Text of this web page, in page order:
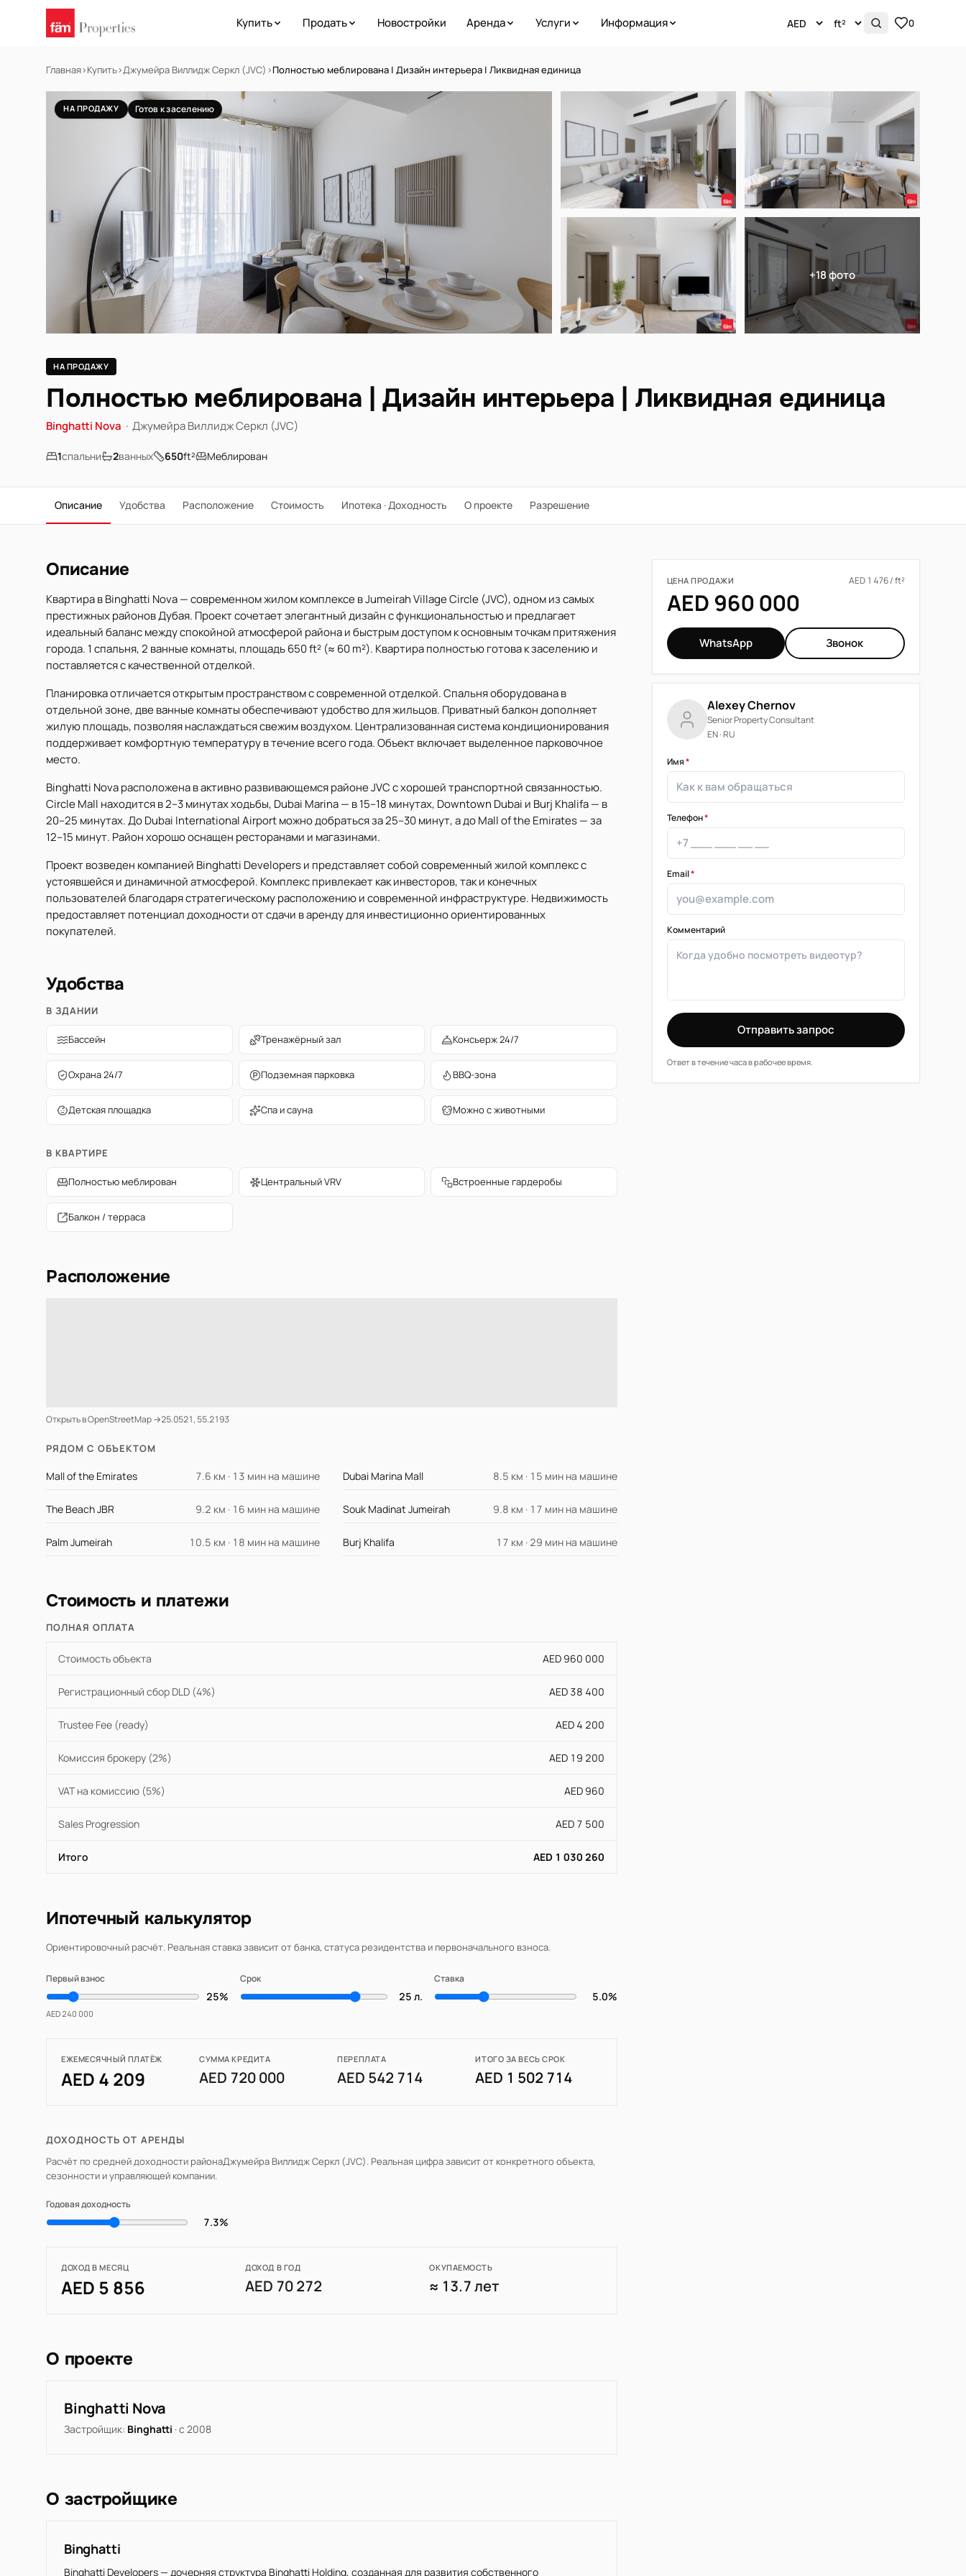
Купить Продать Новостройки Аренда Услуги Информация 0
Главная›Купить›Джумейра Виллидж Серкл (JVC) ›Полностью меблирована | Дизайн интерьера | Ликвидная единица
НА ПРОДАЖУ Готов к заселению
+18 фото
НА ПРОДАЖУ
Полностью меблирована | Дизайн интерьера | Ликвидная единица
Binghatti Nova · Джумейра Виллидж Серкл (JVC)
1спальни 2ванных 650ft² Меблирован
Описание Удобства Расположение Стоимость Ипотека · Доходность О проекте Разрешение
Описание
Квартира в Binghatti Nova — современном жилом комплексе в Jumeirah Village Circle (JVC), одном из самых
престижных районов Дубая. Проект сочетает элегантный дизайн с функциональностью и предлагает
идеальный баланс между спокойной атмосферой района и быстрым доступом к основным точкам притяжения
города. 1 спальня, 2 ванные комнаты, площадь 650 ft² (≈ 60 m²). Квартира полностью готова к заселению и
поставляется с качественной отделкой.
Планировка отличается открытым пространством с современной отделкой. Спальня оборудована в
отдельной зоне, две ванные комнаты обеспечивают удобство для жильцов. Приватный балкон дополняет
жилую площадь, позволяя наслаждаться свежим воздухом. Централизованная система кондиционирования
поддерживает комфортную температуру в течение всего года. Объект включает выделенное парковочное
место.
Binghatti Nova расположена в активно развивающемся районе JVC с хорошей транспортной связанностью.
Circle Mall находится в 2–3 минутах ходьбы, Dubai Marina — в 15–18 минутах, Downtown Dubai и Burj Khalifa — в
20–25 минутах. До Dubai International Airport можно добраться за 25–30 минут, а до Mall of the Emirates — за
12–15 минут. Район хорошо оснащен ресторанами и магазинами.
Проект возведен компанией Binghatti Developers и представляет собой современный жилой комплекс с
устоявшейся и динамичной атмосферой. Комплекс привлекает как инвесторов, так и конечных
пользователей благодаря стратегическому расположению и современной инфраструктуре. Недвижимость
предоставляет потенциал доходности от сдачи в аренду для инвестиционно ориентированных
покупателей.
Удобства
В ЗДАНИИ
Бассейн Тренажёрный зал Консьерж 24/7
Охрана 24/7 Подземная парковка BBQ-зона
Детская площадка Спа и сауна Можно с животными
В КВАРТИРЕ
Полностью меблирован Центральный VRV Встроенные гардеробы
Балкон / терраса
Расположение
Открыть в OpenStreetMap →25.0521, 55.2193
РЯДОМ С ОБЪЕКТОМ
Mall of the Emirates 7.6 км · 13 мин на машине Dubai Marina Mall 8.5 км · 15 мин на машине
The Beach JBR 9.2 км · 16 мин на машине Souk Madinat Jumeirah 9.8 км · 17 мин на машине
Palm Jumeirah 10.5 км · 18 мин на машине Burj Khalifa 17 км · 29 мин на машине
Стоимость и платежи
ПОЛНАЯ ОПЛАТА
Стоимость объекта AED 960 000
Регистрационный сбор DLD (4%) AED 38 400
Trustee Fee (ready) AED 4 200
Комиссия брокеру (2%) AED 19 200
VAT на комиссию (5%) AED 960
Sales Progression AED 7 500
Итого AED 1 030 260
Ипотечный калькулятор
Ориентировочный расчёт. Реальная ставка зависит от банка, статуса резидентства и первоначального взноса.
Первый взнос
25%
AED 240 000
Срок
25 л.
Ставка
5.0%
ЕЖЕМЕСЯЧНЫЙ ПЛАТЁЖ
AED 4 209
СУММА КРЕДИТА
AED 720 000
ПЕРЕПЛАТА
AED 542 714
ИТОГО ЗА ВЕСЬ СРОК
AED 1 502 714
ДОХОДНОСТЬ ОТ АРЕНДЫ
Расчёт по средней доходности районаДжумейра Виллидж Серкл (JVC). Реальная цифра зависит от конкретного объекта,
сезонности и управляющей компании.
Годовая доходность
7.3%
ДОХОД В МЕСЯЦ
AED 5 856
ДОХОД В ГОД
AED 70 272
ОКУПАЕМОСТЬ
≈ 13.7 лет
О проекте
Binghatti Nova
Застройщик: Binghatti · с 2008
О застройщике
Binghatti
Binghatti Developers — дочерняя структура Binghatti Holding, созданная для развития собственного
ЦЕНА ПРОДАЖИ AED 1 476 / ft²
AED 960 000
WhatsApp Звонок
Alexey Chernov
Senior Property Consultant
EN · RU
Имя*
Телефон*
Email*
Комментарий
Отправить запрос
Ответ в течение часа в рабочее время.